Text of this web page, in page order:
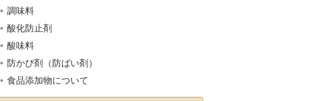
調味料
酸化防止剤
酸味料
防かび剤（防ばい剤）
食品添加物について